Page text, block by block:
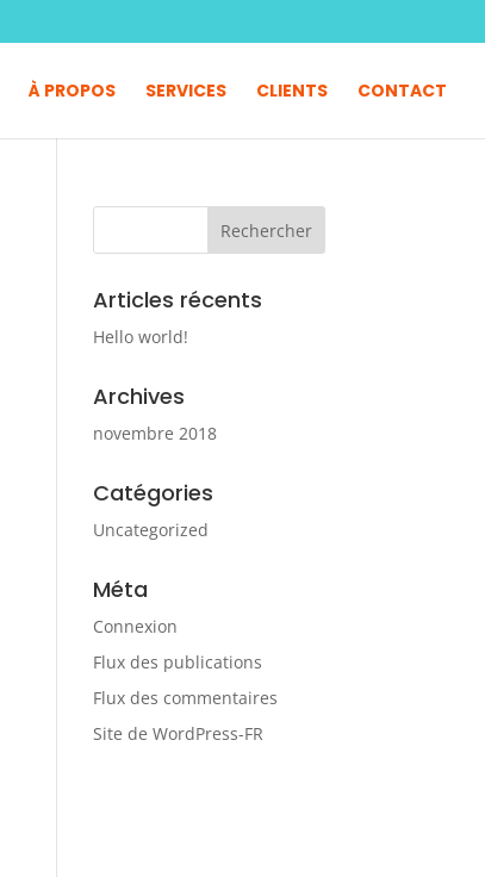
À PROPOS SERVICES CLIENTS CONTACT
Articles récents
Hello world!
Archives
novembre 2018
Catégories
Uncategorized
Méta
Connexion
Flux des publications
Flux des commentaires
Site de WordPress-FR